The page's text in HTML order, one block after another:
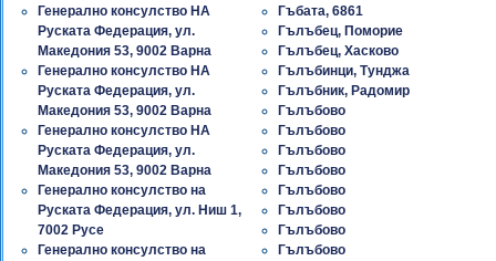
Генерално консулство НА
Руската Федерация, ул.
Македония 53, 9002 Варна
Генерално консулство НА
Руската Федерация, ул.
Македония 53, 9002 Варна
Генерално консулство НА
Руската Федерация, ул.
Македония 53, 9002 Варна
Генерално консулство на
Руската Федерация, ул. Ниш 1,
7002 Русе
Генерално консулство на
Гъбата, 6861
Гълъбец, Поморие
Гълъбец, Хасково
Гълъбинци, Тунджа
Гълъбник, Радомир
Гълъбово
Гълъбово
Гълъбово
Гълъбово
Гълъбово
Гълъбово
Гълъбово
Гълъбово